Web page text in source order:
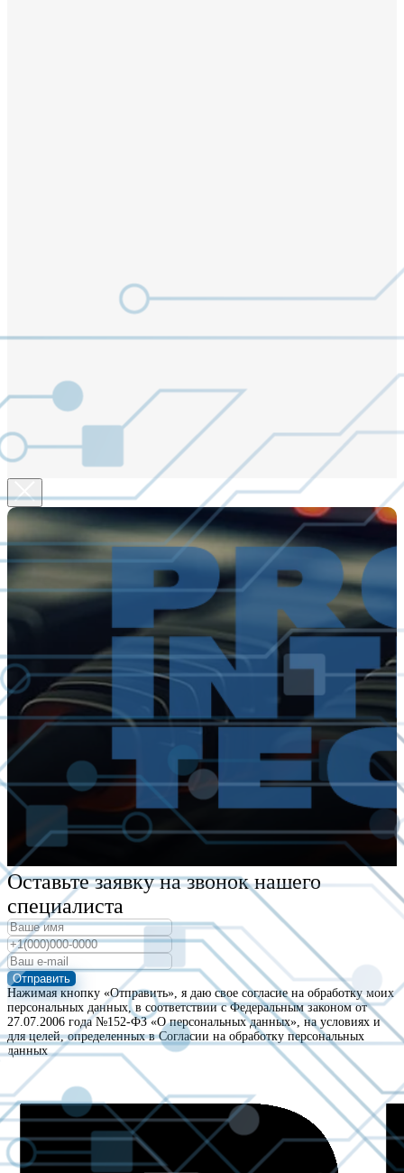
Оставьте заявку на звонок нашего
специалиста
Отправить
Нажимая кнопку «Отправить», я даю свое согласие на обработку моих
персональных данных, в соответствии с Федеральным законом от
27.07.2006 года №152-ФЗ «О персональных данных», на условиях и
для целей, определенных в Согласии на обработку персональных
данных